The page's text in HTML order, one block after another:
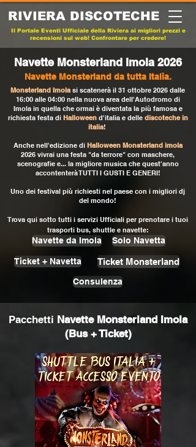
RIVIERA DISCOTECHE
Il Portale Eventi Ufficiale della Riviera ai migliori prezzi e
recensioni sul web! Confrontare per credere!
Navette Monsterland Imola 2026
Navette Monsterland da tutta Italia.
Monsterland Imola si scatenerà il 31 ottobre 2026 dalle
16:00 alle 04:00 nella nuova area dell'Autodromo di
Imolain quella che ormai è diventata la più famosa e
richiesta festa di Halloweend'italia e delle discoteche in
italia!
Anche nell'edizione di Halloween Monsterland imola
2026 vivrai una festa "da terrore" con maschere,
scenografie e... la migliore musica che quest'anno
accontenterà TUTTI I GUSTI E GENERI!
Uno dei festival più richiesti nel paese con i migliori dj
del mondo!
Trova qui sotto tutti i servizi Ufficiali per prenotare i tuoi
trasporti bus, shuttle e navette:
Navette da Imola Solo Navetta
Ticket + Navetta Ticket Monsterland
Consulenza
Pacchetti Navette Monsterland Imola
(Bus + Ticket)